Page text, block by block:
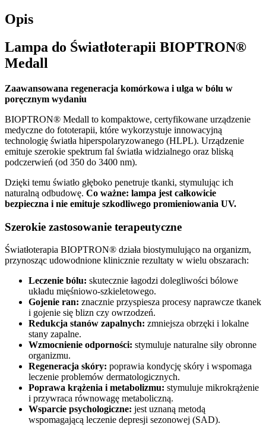
Opis
Lampa do Światłoterapii BIOPTRON®
Medall
Zaawansowana regeneracja komórkowa i ulga w bólu w
poręcznym wydaniu
BIOPTRON® Medall to kompaktowe, certyfikowane urządzenie
medyczne do fototerapii, które wykorzystuje innowacyjną
technologię światła hiperspolaryzowanego (HLPL). Urządzenie
emituje szerokie spektrum fal światła widzialnego oraz bliską
podczerwień (od 350 do 3400 nm).
Dzięki temu światło głęboko penetruje tkanki, stymulując ich
naturalną odbudowę. Co ważne: lampa jest całkowicie
bezpieczna i nie emituje szkodliwego promieniowania UV.
Szerokie zastosowanie terapeutyczne
Światłoterapia BIOPTRON® działa biostymulująco na organizm,
przynosząc udowodnione klinicznie rezultaty w wielu obszarach:
Leczenie bólu: skutecznie łagodzi dolegliwości bólowe
układu mięśniowo-szkieletowego.
Gojenie ran: znacznie przyspiesza procesy naprawcze tkanek
i gojenie się blizn czy owrzodzeń.
Redukcja stanów zapalnych: zmniejsza obrzęki i lokalne
stany zapalne.
Wzmocnienie odporności: stymuluje naturalne siły obronne
organizmu.
Regeneracja skóry: poprawia kondycję skóry i wspomaga
leczenie problemów dermatologicznych.
Poprawa krążenia i metabolizmu: stymuluje mikrokrążenie
i przywraca równowagę metaboliczną.
Wsparcie psychologiczne: jest uznaną metodą
wspomagającą leczenie depresji sezonowej (SAD).